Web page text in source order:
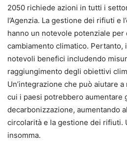
2050 richiede azioni in tutti i
l’Agenzia. La gestione dei rifiuti e
hanno un notevole potenziale
cambiamento climatico. Pertanto,
notevoli benefici includendo
raggiungimento degli obiettivi
Un’integrazione che può aiutare
cui i paesi potrebbero aumentare
decarbonizzazione, aumentando
circolarità e la gestione dei rifiuti.
insomma.